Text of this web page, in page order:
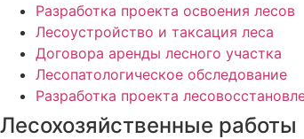
Разработка проекта освоения лесов
Лесоустройство и таксация леса
Договора аренды лесного участка
Лесопатологическое обследование
Разработка проекта
Лесохозяйственные работы